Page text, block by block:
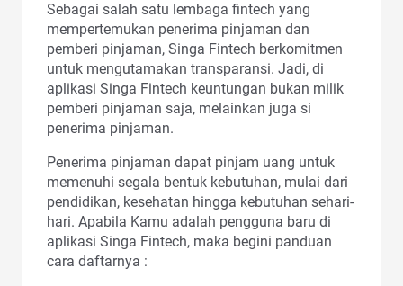
Sebagai salah satu lembaga fintech yang
mempertemukan penerima pinjaman dan
pemberi pinjaman, Singa Fintech berkomitmen
untuk mengutamakan transparansi. Jadi, di
aplikasi Singa Fintech keuntungan bukan milik
pemberi pinjaman saja, melainkan juga si
penerima pinjaman.
Penerima pinjaman dapat pinjam uang untuk
memenuhi segala bentuk kebutuhan, mulai dari
pendidikan, kesehatan hingga kebutuhan sehari-
hari. Apabila Kamu adalah pengguna baru di
aplikasi Singa Fintech, maka begini panduan
cara daftarnya :